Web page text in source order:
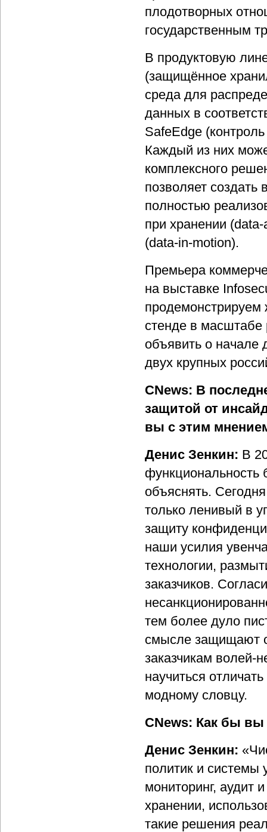
плодотворных
государственным
В продуктовую
(защищённое
среда для
данных в
SafeEdge
Каждый из них
комплексного
позволяет
полностью
при хранении
(data-in-motion).
Премьера
на выставке
стенде в
объявить о начале
двух крупных
CNews: В
защитой от
вы с этим
Денис Зенкин: В
функциональность
объяснять.
только ленивый в
защиту
наши усилия
технологии,
заказчиков.
тем более дуло
смысле защищают
заказчикам волей-
научиться
модному словцу.
CNews: Как бы
Денис Зенкин:
политик и системы
мониторинг, аудит
хранении,
такие решения